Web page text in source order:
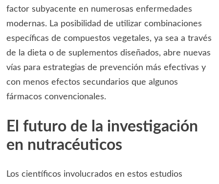
factor subyacente en numerosas enfermedades
modernas. La posibilidad de utilizar combinaciones
específicas de compuestos vegetales, ya sea a través
de la dieta o de suplementos diseñados, abre nuevas
vías para estrategias de prevención más efectivas y
con menos efectos secundarios que algunos
fármacos convencionales.
El futuro de la investigación
en nutracéuticos
Los científicos involucrados en estos estudios